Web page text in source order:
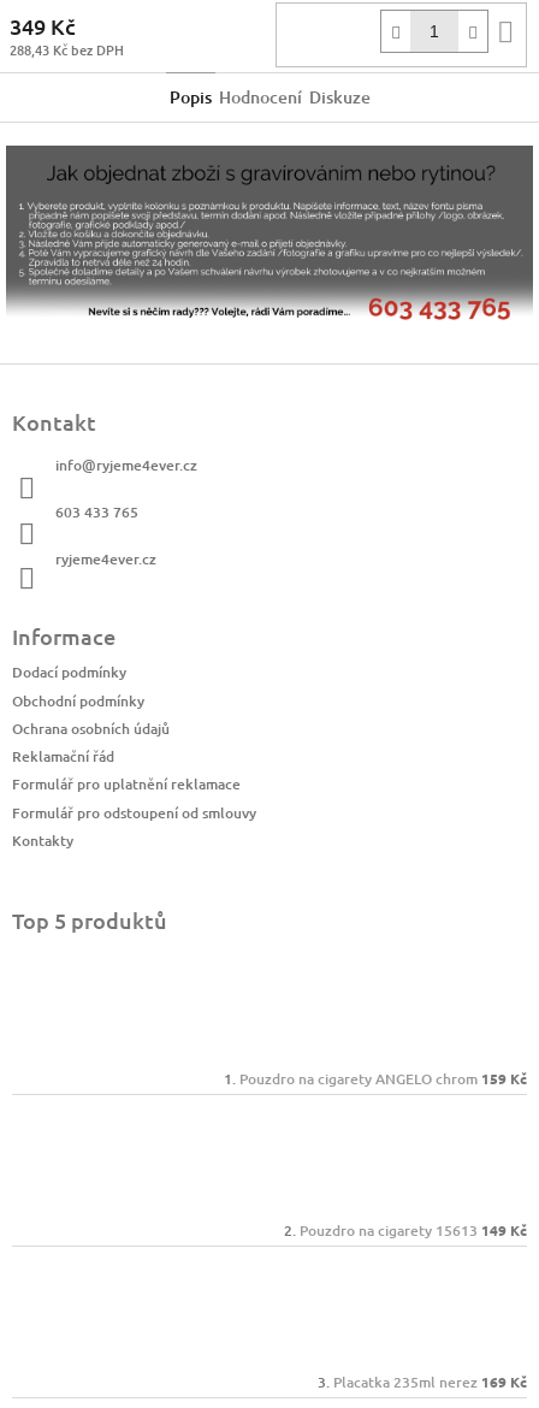
349 Kč
288,43 Kč bez DPH
Popis Hodnocení Diskuze
Kontakt
info@ryjeme4ever.cz
603 433 765
ryjeme4ever.cz
Informace
Dodací podmínky
Obchodní podmínky
Ochrana osobních údajů
Reklamační řád
Formulář pro uplatnění reklamace
Formulář pro odstoupení od smlouvy
Kontakty
Top 5 produktů
Pouzdro na cigarety ANGELO chrom 159 Kč
Pouzdro na cigarety 15613 149 Kč
Placatka 235ml nerez 169 Kč